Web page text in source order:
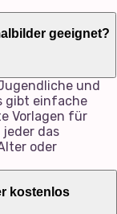
geeignet?
und
gibt einfache
Vorlagen für
jeder das
oder
kostenlos